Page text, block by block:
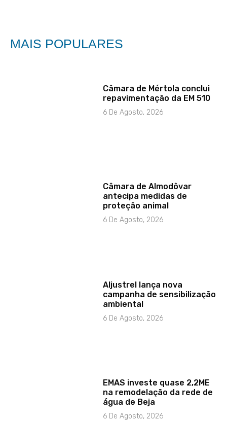
MAIS POPULARES
Câmara de Mértola conclui
repavimentação da EM 510
6 De Agosto, 2026
Câmara de Almodôvar
antecipa medidas de
proteção animal
6 De Agosto, 2026
Aljustrel lança nova
campanha de sensibilização
ambiental
6 De Agosto, 2026
EMAS investe quase 2,2ME
na remodelação da rede de
água de Beja
6 De Agosto, 2026